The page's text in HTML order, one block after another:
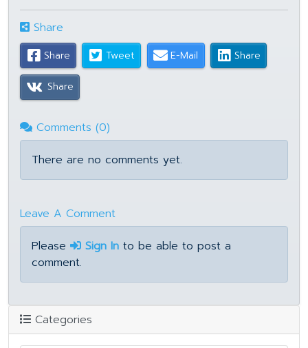
Share
Share Tweet E-Mail Share
Share
Comments (0)
There are no comments yet.
Leave A Comment
Please
Sign In to be able to post a
comment.
Categories